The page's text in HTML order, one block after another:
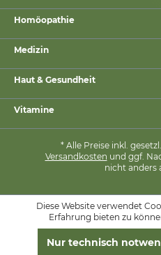
Homöopathie
Medizin
Haut & Gesundheit
Vitamine
* Alle Preise inkl.
Versandkosten und ggf.
nicht anders
MIT ❤ VON
Diese Website verwendet
Erfahrung bieten zu
Nur technisch